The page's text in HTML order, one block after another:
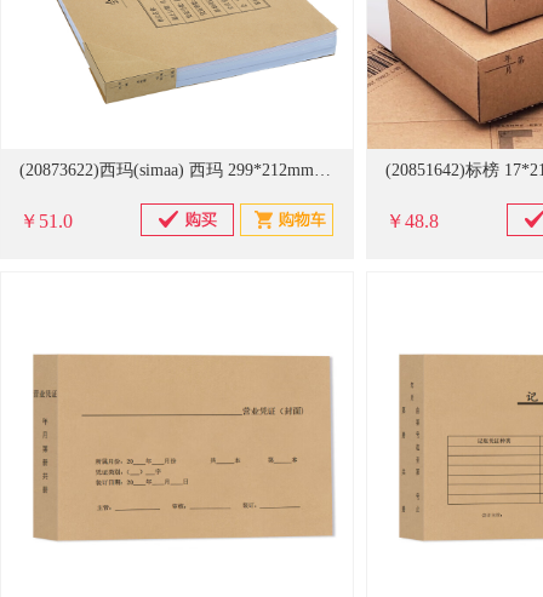
(20873622)西玛(simaa) 西玛 299*212mm 装订封面(单位：包)
￥51.0 ￥48.8